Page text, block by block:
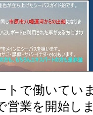
トで働いてい
営業を開始し